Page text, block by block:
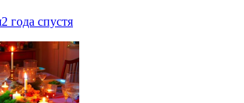
2 года спустя